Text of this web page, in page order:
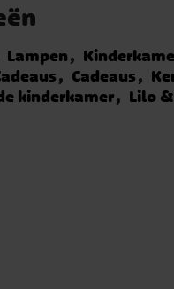
Lampen
Cadeaus
kinderkamer
Lilo